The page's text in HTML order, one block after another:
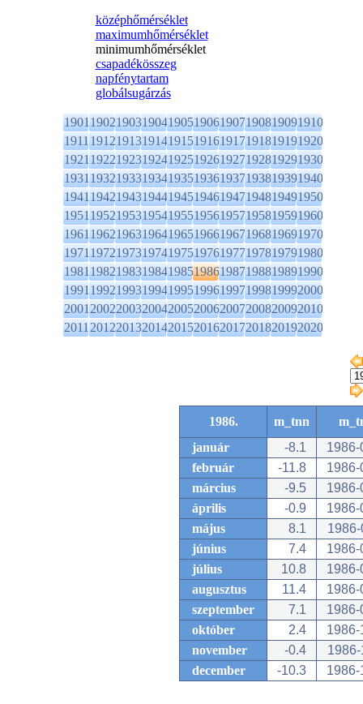
középhőmérséklet
maximumhőmérséklet
minimumhőmérséklet
csapadékösszeg
napfénytartam
globálsugárzás
1901190219031904190519061907190819091910
1911191219131914191519161917191819191920
1921192219231924192519261927192819291930
1931193219331934193519361937193819391940
1941194219431944194519461947194819491950
1951195219531954195519561957195819591960
1961196219631964196519661967196819691970
1971197219731974197519761977197819791980
1981198219831984198519861987198819891990
1991199219931994199519961997199819992000
2001200220032004200520062007200820092010
2011201220132014201520162017201820192020
1986. m_tnn
január
-8.1
1986-
február
-11.8
1986-
március
-9.5
1986-
április
-0.9
1986-
május
8.1
június
7.4
1986-
július
10.8
1986-
augusztus
11.4
1986-
szeptember
7.1
1986-
október
2.4
1986-
november
-0.4
december
-10.3 1986-